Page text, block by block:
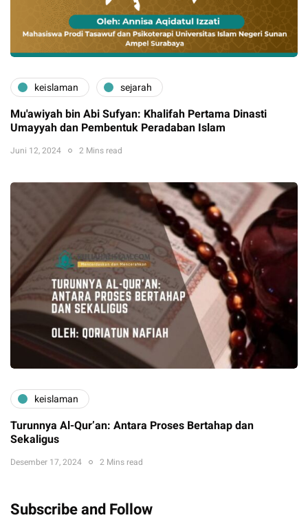
keislaman sejarah
Mu'awiyah bin Abi Sufyan: Khalifah Pertama Dinasti
Umayyah dan Pembentuk Peradaban Islam
Juni 12, 2024 2 Mins read
keislaman
Turunnya Al-Qur’an: Antara Proses Bertahap dan
Sekaligus
Desember 17, 2024 2 Mins read
Subscribe and Follow